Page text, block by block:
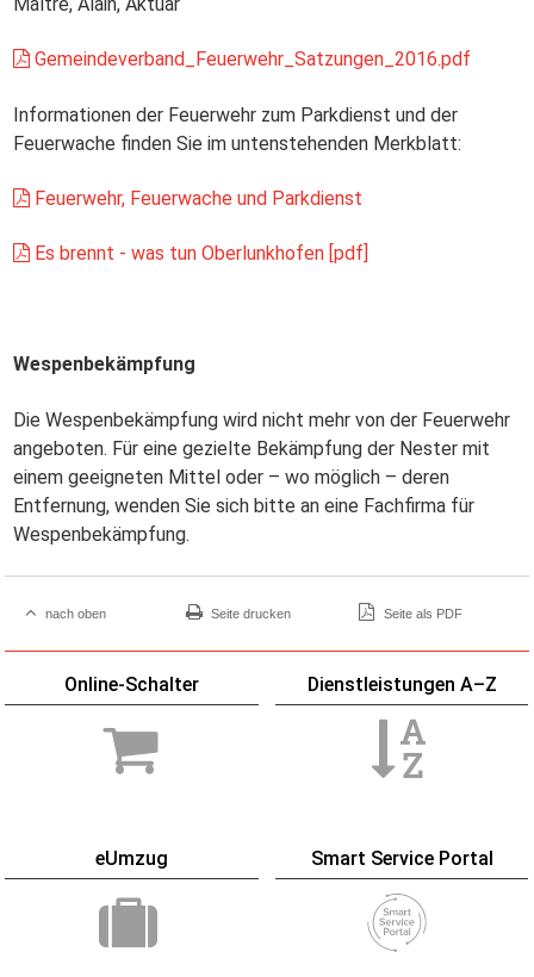
Gemeindeverband_Feuerwehr_Satzungen_2016.pdf
Informationen der Feuerwehr zum Parkdienst und der
Feuerwache finden Sie im untenstehenden Merkblatt:
Feuerwehr, Feuerwache und Parkdienst
Es brennt - was tun Oberlunkhofen [pdf]
Wespenbekämpfung
Die Wespenbekämpfung wird nicht mehr von der Feuerwehr
angeboten. Für eine gezielte Bekämpfung der Nester mit
einem geeigneten Mittel oder – wo möglich – deren
Entfernung, wenden Sie sich bitte an eine Fachfirma für
Wespenbekämpfung.
nach oben Seite drucken Seite als PDF
Online-Schalter Dienstleistungen A–Z
eUmzug Smart Service Portal